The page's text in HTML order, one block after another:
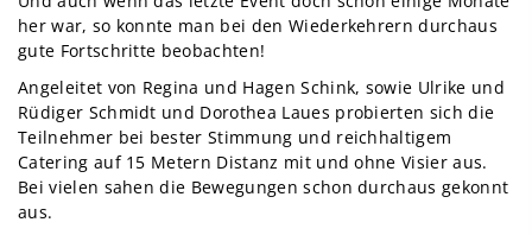
her war, so konnte man bei den Wiederkehrern durchaus
gute Fortschritte beobachten!
Angeleitet von Regina und Hagen Schink, sowie Ulrike und
Rüdiger Schmidt und Dorothea Laues probierten sich die
Teilnehmer bei bester Stimmung und reichhaltigem
Catering auf 15 Metern Distanz mit und ohne Visier aus.
Bei vielen sahen die Bewegungen schon durchaus gekonnt
aus.